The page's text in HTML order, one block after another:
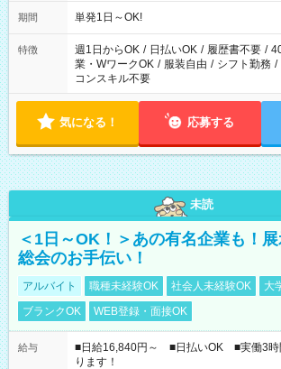
期間 単発1日～OK!
特徴 週1日からOK / 日払いOK / 履歴書不要 /
業・WワークOK / 服装自由 / シフト勤務 /
コンスキル不要
気になる！ 応募する
未読
＜1日～OK！＞あの有名企業も！
総会のお手伝い！
アルバイト 職種未経験OK 社会人未経験OK
大
ブランクOK
WEB登録・面接OK
給与
■日給16,840円～ ■日払いOK ■実働3時
ります！